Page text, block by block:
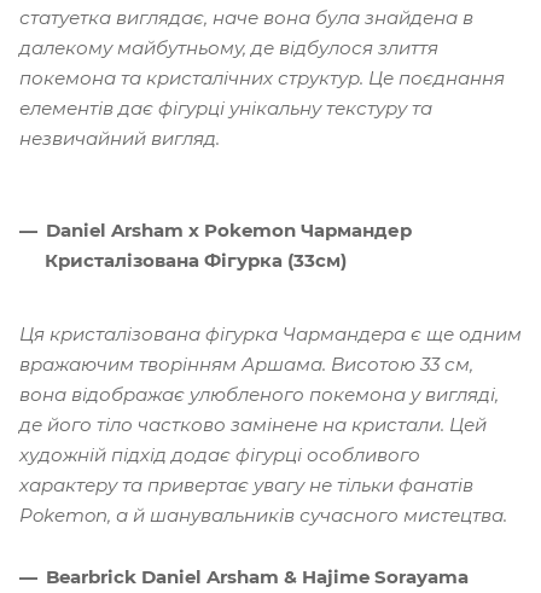
статуетка виглядає, наче вона була знайдена в
далекому майбутньому, де відбулося злиття
покемона та кристалічних структур. Це поєднання
елементів дає фігурці унікальну текстуру та
незвичайний вигляд.
Daniel Arsham x Pokemon Чармандер
Кристалізована Фігурка (33см)
Ця кристалізована фігурка Чармандера є ще одним
вражаючим творінням Аршама. Висотою 33 см,
вона відображає улюбленого покемона у вигляді,
де його тіло частково замінене на кристали. Цей
художній підхід додає фігурці особливого
характеру та привертає увагу не тільки фанатів
Pokemon, а й шанувальників сучасного мистецтва.
Bearbrick Daniel Arsham & Hajime Sorayama